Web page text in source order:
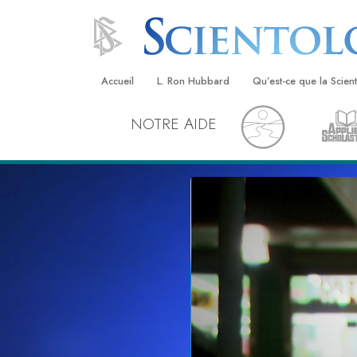
Accueil L. Ron Hubbard Qu’est-ce que la
Croyances et
Credos et Codes de
Les scientologues et
Rencontrez un
À l’intérieur d’une
Les principes de
Scientologie
La Dianétique : Une
NOTRE AIDE